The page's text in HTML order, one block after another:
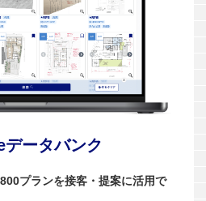
ータバンク
プランを接客・提案に活用で